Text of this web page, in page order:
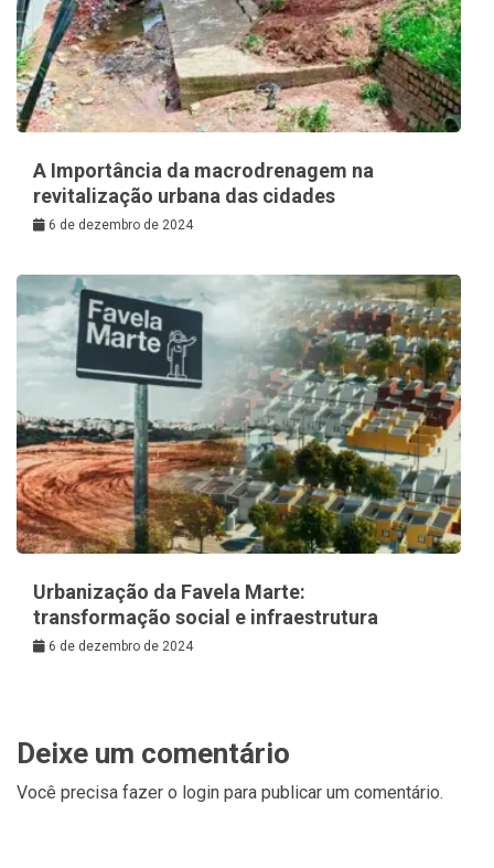
A Importância da macrodrenagem na
revitalização urbana das cidades
6 de dezembro de 2024
Urbanização da Favela Marte:
transformação social e infraestrutura
6 de dezembro de 2024
Deixe um comentário
Você precisa fazer o login para publicar um comentário.